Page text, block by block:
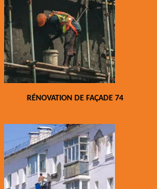
RÉNOVATION DE FAÇADE 74